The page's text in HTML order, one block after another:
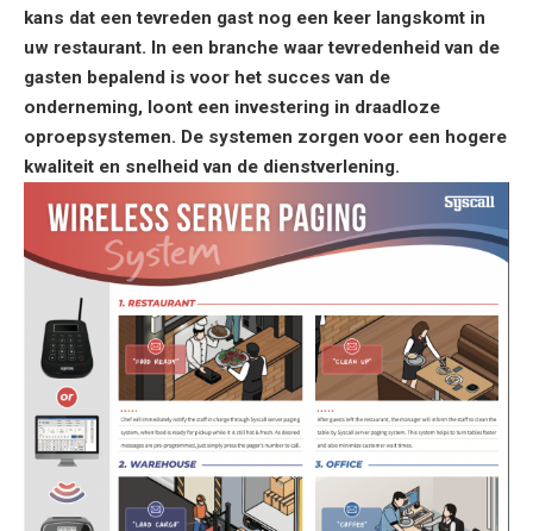
kans dat een tevreden gast nog een keer langskomt in
uw restaurant. In een branche waar tevredenheid van de
gasten bepalend is voor het succes van de
onderneming, loont een investering in draadloze
oproepsystemen. De systemen zorgen voor een hogere
kwaliteit en snelheid van de dienstverlening.